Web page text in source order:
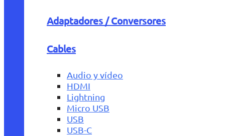
Adaptadores / Conversores
Cables
Audio y vídeo
HDMI
Lightning
Micro USB
USB
USB-C